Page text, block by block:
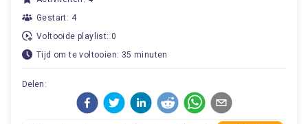
Gestart: 4
Voltooide playlist: 0
Tijd om te voltooien: 35 minuten
Delen: